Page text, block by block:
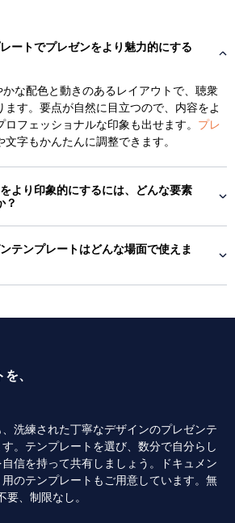
トでプレゼンをより魅力的にする
な配色と動きのあるレイアウトで、聴衆
す。要点が自然に目立つので、内容をよ
フェッショナルな印象も出せます。 プレ
文字もかんたんに調整できます。
り印象的にするには、どんな要素
？
ンプレートはどんな場面で使えま
、
洗練された丁寧なデザインのプレゼンテ
。テンプレートを選び、数分で自分らし
信を持って共有しましょう。ドキュメン
のテンプレートもご用意しています。無
、制限なし。